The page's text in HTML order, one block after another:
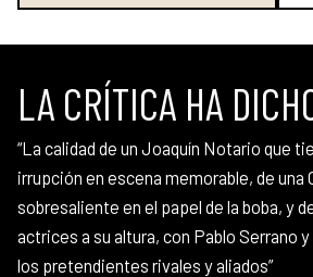
LA CRÍTICA HA
“La calidad de un Joaquín Notario que
irrupción en escena memorable, de una
sobresaliente en el papel de la boba, y
actrices a su altura, con Pablo Serrano
los pretendientes rivales y aliados”